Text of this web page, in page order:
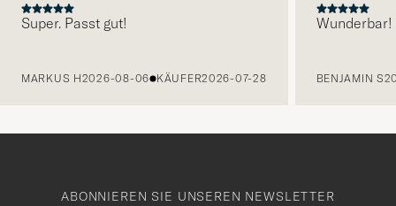
Super. Passt gut!
MARKUS H2026-08-06 KÄUFER2026-07-28
Wunderbar!
BENJAMIN S
ABONNIEREN SIE UNSEREN NEWSLETTER